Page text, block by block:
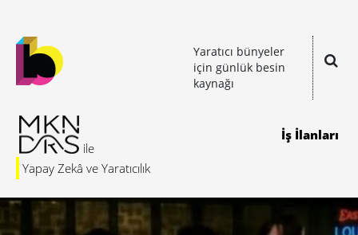
Yaratıcı bünyeler
için günlük besin
kaynağı
Yapay Zekâ ve Yaratıcılık
İş İlanları